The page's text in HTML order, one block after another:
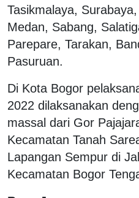
Tasikmalaya,
Medan, Sabang,
Parepare, Tarakan,
Pasuruan.
Di Kota Bogor
2022 dilaksanakan
massal dari Gor
Kecamatan Tanah
Lapangan Sempur di
Kecamatan Bogor